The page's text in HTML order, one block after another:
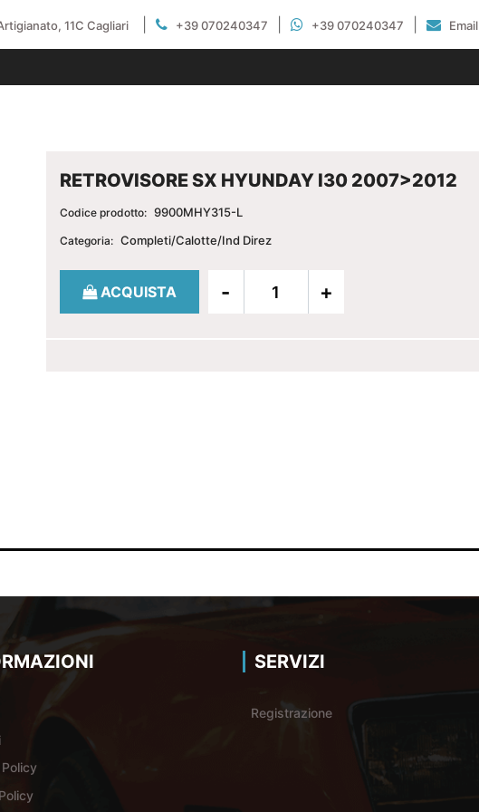
11C Cagliari +39 070240347 +39 070240347 Email
RETROVISORE SX HYUNDAY I30 2007>2012
Codice prodotto: 9900MHY315-L
Categoria: Completi/Calotte/Ind Direz
Quantità
ACQUISTA
SERVIZI
Registrazione